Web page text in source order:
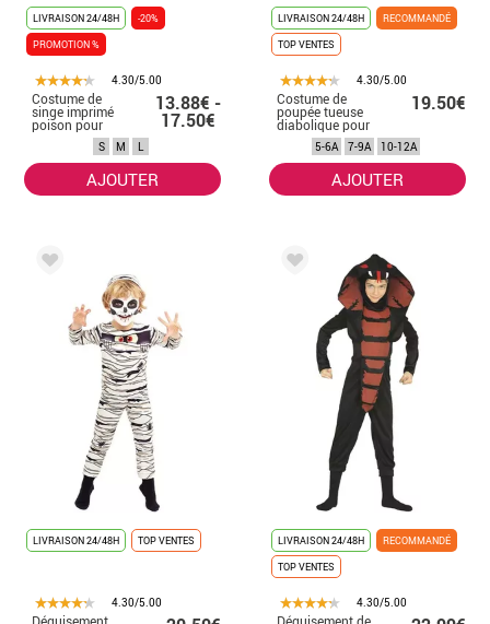
LIVRAISON 24/48H
-20%
PROMOTION %
4.30/5.00
Costume de
singe imprimé
poison pour
femme
13.88€ -
17.50€
S M L
AJOUTER
LIVRAISON 24/48H
RECOMMANDÉ
TOP VENTES
4.30/5.00
Costume de
poupée tueuse
diabolique pour
19.50€
5-6A 7-9A 10-12A
AJOUTER
LIVRAISON 24/48H TOP VENTES
4.30/5.00
Déguisement
LIVRAISON 24/48H
RECOMMANDÉ
TOP VENTES
4.30/5.00
Déguisement de